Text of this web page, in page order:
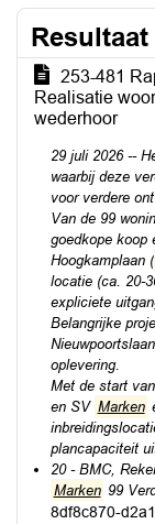
Resultaat
253-481
Realisatie
wederhoor
29 juli 2026 --
waarbij deze
voor verdere
Van de 99
goedkope koop
Hoogkamplaan (
locatie (ca. 20-
expliciete
Belangrijke
oplevering.
Met de start
en SV Marken
plancapaciteit
20 - BMC,
Marken 99
8df8c870-